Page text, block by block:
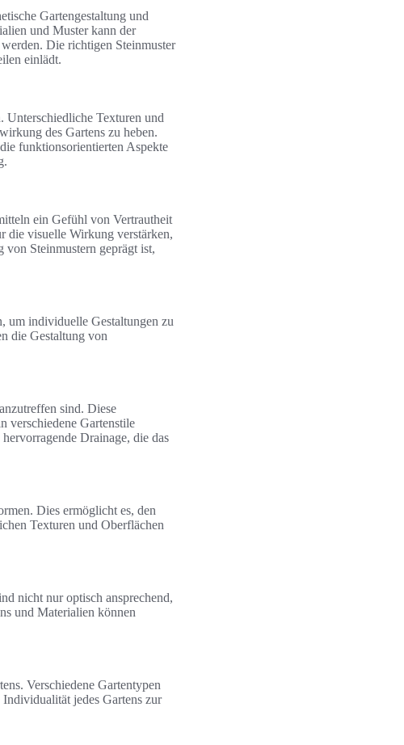
Gartengestaltung und
und Muster kann der
Die richtigen Steinmuster
einlädt.
Unterschiedliche Texturen und
des Gartens zu heben.
funktionsorientierten Aspekte
ein Gefühl von Vertrautheit
die visuelle Wirkung verstärken,
Steinmustern geprägt ist,
um individuelle Gestaltungen zu
die Gestaltung von
sind. Diese
verschiedene Gartenstile
Drainage, die das
Dies ermöglicht es, den
Texturen und Oberflächen
nicht nur optisch ansprechend,
und Materialien können
Verschiedene Gartentypen
jedes Gartens zur